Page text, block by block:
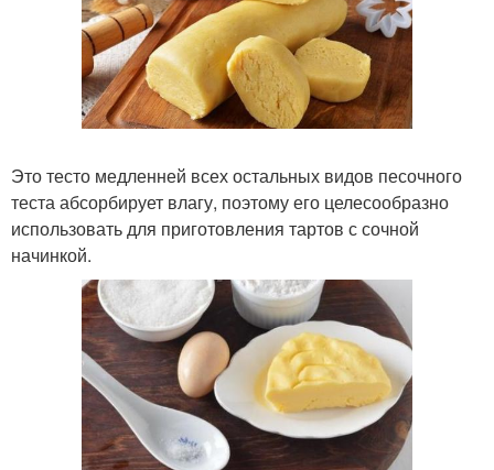
Это тесто медленней всех остальных видов песочного
теста абсорбирует влагу, поэтому его целесообразно
использовать для приготовления тартов с сочной
начинкой.